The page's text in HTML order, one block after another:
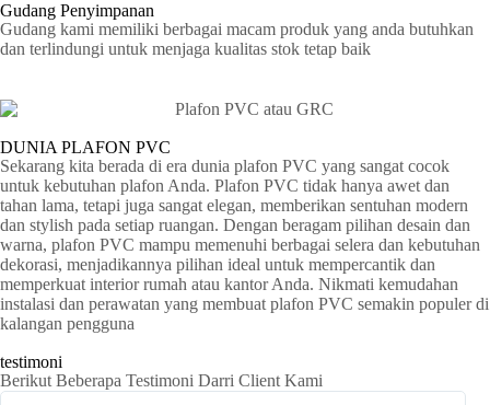
Gudang Penyimpanan
Gudang kami memiliki berbagai macam produk yang anda butuhkan
dan terlindungi untuk menjaga kualitas stok tetap baik
DUNIA PLAFON PVC
Sekarang kita berada di era dunia plafon PVC yang sangat cocok
untuk kebutuhan plafon Anda. Plafon PVC tidak hanya awet dan
tahan lama, tetapi juga sangat elegan, memberikan sentuhan modern
dan stylish pada setiap ruangan. Dengan beragam pilihan desain dan
warna, plafon PVC mampu memenuhi berbagai selera dan kebutuhan
dekorasi, menjadikannya pilihan ideal untuk mempercantik dan
memperkuat interior rumah atau kantor Anda. Nikmati kemudahan
instalasi dan perawatan yang membuat plafon PVC semakin populer di
kalangan pengguna
testimoni
Berikut Beberapa Testimoni Darri Client Kami